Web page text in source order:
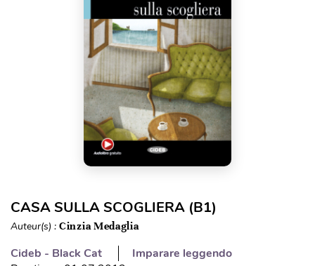
CASA SULLA SCOGLIERA (B1)
Auteur(s) : Cinzia Medaglia
Cideb - Black Cat
Imparare leggendo